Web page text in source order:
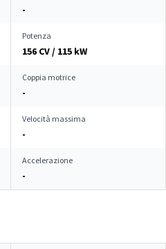
-
Potenza
156 CV / 115 kW
Coppia motrice
-
Velocità massima
-
Accelerazione
-